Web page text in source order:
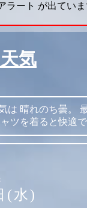
ラート が出てい
気
は 晴れのち曇。
ツを着ると快適
(水)